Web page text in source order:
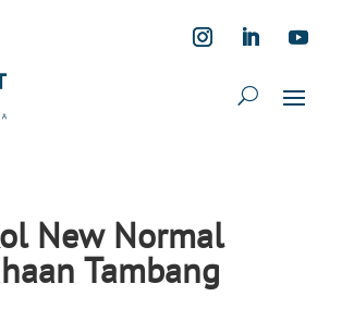
New Normal
Tambang